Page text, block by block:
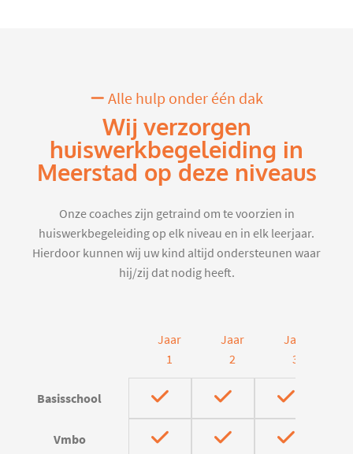
Alle hulp onder één dak
Wij verzorgen
huiswerkbegeleiding in
Meerstad op deze niveaus
Onze coaches zijn getraind om te voorzien in
huiswerkbegeleiding op elk niveau en in elk leerjaar.
Hierdoor kunnen wij uw kind altijd ondersteunen waar
hij/zij dat nodig heeft.
Jaar
1
Jaar
2
Jaar
3
Basisschool
Vmbo